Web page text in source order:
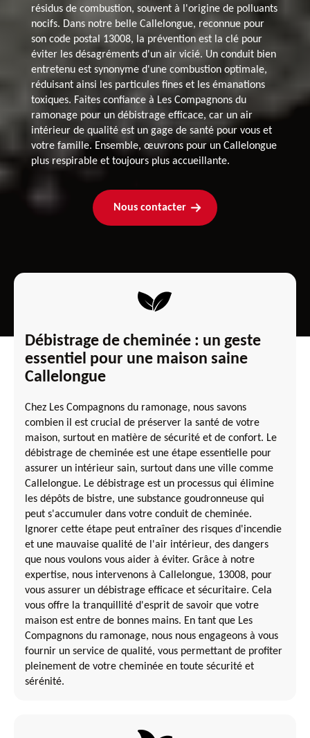
résidus de combustion, souvent à l'origine de polluants
nocifs. Dans notre belle Callelongue, reconnue pour
son code postal 13008, la prévention est la clé pour
éviter les désagréments d'un air vicié. Un conduit bien
entretenu est synonyme d'une combustion optimale,
réduisant ainsi les particules fines et les émanations
toxiques. Faites confiance à Les Compagnons du
ramonage pour un débistrage efficace, car un air
intérieur de qualité est un gage de santé pour vous et
votre famille. Ensemble, œuvrons pour un Callelongue
plus respirable et toujours plus accueillante.
Nous contacter
Débistrage de cheminée : un geste
essentiel pour une maison saine
Callelongue
Chez Les Compagnons du ramonage, nous savons
combien il est crucial de préserver la santé de votre
maison, surtout en matière de sécurité et de confort. Le
débistrage de cheminée est une étape essentielle pour
assurer un intérieur sain, surtout dans une ville comme
Callelongue. Le débistrage est un processus qui élimine
les dépôts de bistre, une substance goudronneuse qui
peut s'accumuler dans votre conduit de cheminée.
Ignorer cette étape peut entraîner des risques d'incendie
et une mauvaise qualité de l'air intérieur, des dangers
que nous voulons vous aider à éviter. Grâce à notre
expertise, nous intervenons à Callelongue, 13008, pour
vous assurer un débistrage efficace et sécuritaire. Cela
vous offre la tranquillité d'esprit de savoir que votre
maison est entre de bonnes mains. En tant que Les
Compagnons du ramonage, nous nous engageons à vous
fournir un service de qualité, vous permettant de profiter
pleinement de votre cheminée en toute sécurité et
sérénité.